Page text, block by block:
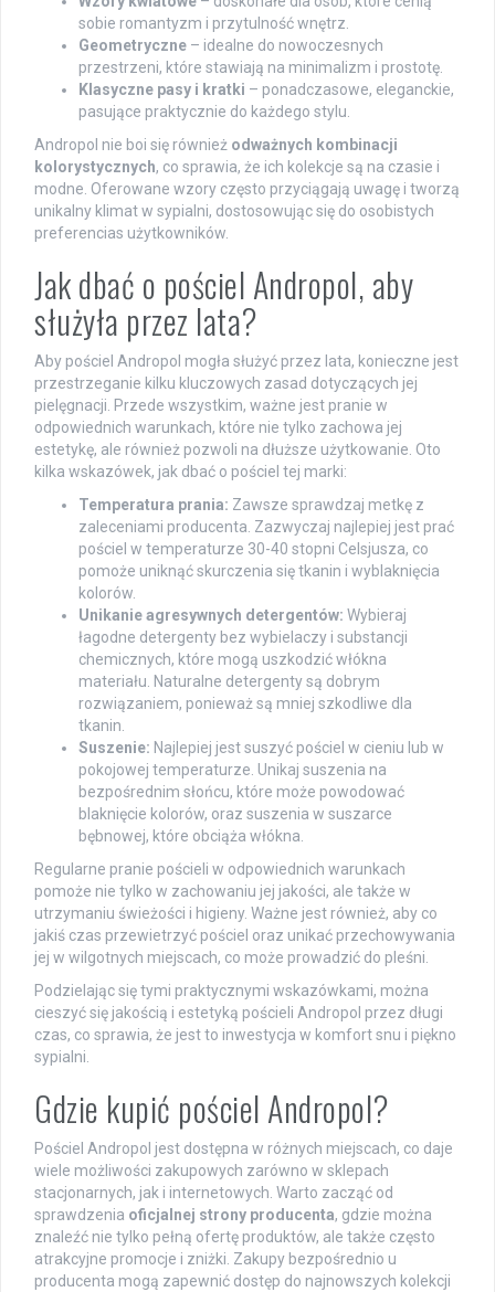
sobie romantyzm i przytulność wnętrz.
Geometryczne – idealne do nowoczesnych
przestrzeni, które stawiają na minimalizm i prostotę.
Klasyczne pasy i kratki – ponadczasowe, eleganckie,
pasujące praktycznie do każdego stylu.
Andropol nie boi się również odważnych kombinacji
kolorystycznych, co sprawia, że ich kolekcje są na czasie i
modne. Oferowane wzory często przyciągają uwagę i tworzą
unikalny klimat w sypialni, dostosowując się do osobistych
preferencias użytkowników.
Jak dbać o pościel Andropol, aby
służyła przez lata?
Aby pościel Andropol mogła służyć przez lata, konieczne jest
przestrzeganie kilku kluczowych zasad dotyczących jej
pielęgnacji. Przede wszystkim, ważne jest pranie w
odpowiednich warunkach, które nie tylko zachowa jej
estetykę, ale również pozwoli na dłuższe użytkowanie. Oto
kilka wskazówek, jak dbać o pościel tej marki:
Temperatura prania: Zawsze sprawdzaj metkę z
zaleceniami producenta. Zazwyczaj najlepiej jest prać
pościel w temperaturze 30-40 stopni Celsjusza, co
pomoże uniknąć skurczenia się tkanin i wyblaknięcia
kolorów.
Unikanie agresywnych detergentów: Wybieraj
łagodne detergenty bez wybielaczy i substancji
chemicznych, które mogą uszkodzić włókna
materiału. Naturalne detergenty są dobrym
rozwiązaniem, ponieważ są mniej szkodliwe dla
tkanin.
Suszenie: Najlepiej jest suszyć pościel w cieniu lub w
pokojowej temperaturze. Unikaj suszenia na
bezpośrednim słońcu, które może powodować
blaknięcie kolorów, oraz suszenia w suszarce
bębnowej, które obciąża włókna.
Regularne pranie pościeli w odpowiednich warunkach
pomoże nie tylko w zachowaniu jej jakości, ale także w
utrzymaniu świeżości i higieny. Ważne jest również, aby co
jakiś czas przewietrzyć pościel oraz unikać przechowywania
jej w wilgotnych miejscach, co może prowadzić do pleśni.
Podzielając się tymi praktycznymi wskazówkami, można
cieszyć się jakością i estetyką pościeli Andropol przez długi
czas, co sprawia, że jest to inwestycja w komfort snu i piękno
sypialni.
Gdzie kupić pościel Andropol?
Pościel Andropol jest dostępna w różnych miejscach, co daje
wiele możliwości zakupowych zarówno w sklepach
stacjonarnych, jak i internetowych. Warto zacząć od
sprawdzenia oficjalnej strony producenta, gdzie można
znaleźć nie tylko pełną ofertę produktów, ale także często
atrakcyjne promocje i zniżki. Zakupy bezpośrednio u
producenta mogą zapewnić dostęp do najnowszych kolekcji